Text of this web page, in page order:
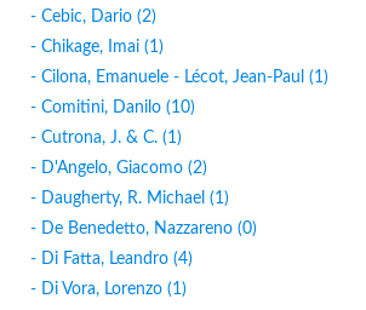
- Cebic, Dario (2)
- Chikage, Imai (1)
- Cilona, Emanuele - Lécot, Jean-Paul (1)
- Comitini, Danilo (10)
- Cutrona, J. & C. (1)
- D'Angelo, Giacomo (2)
- Daugherty, R. Michael (1)
- De Benedetto, Nazzareno (0)
- Di Fatta, Leandro (4)
- Di Vora, Lorenzo (1)